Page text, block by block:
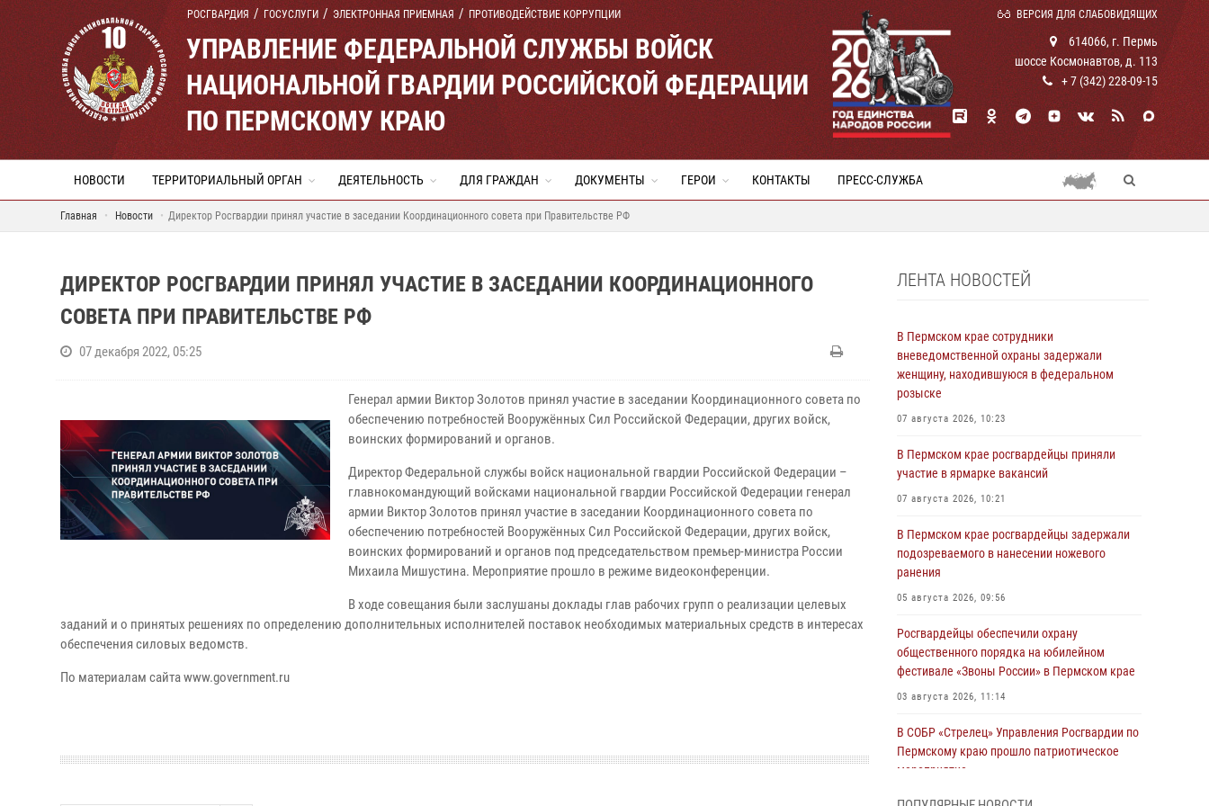
РОСГВАРДИЯ ГОСУСЛУГИ ЭЛЕКТРОННАЯ ПРИЕМНАЯ ПРОТИВОДЕЙСТВИЕ КОРРУПЦИИ ВЕРСИЯ ДЛЯ СЛАБОВИДЯЩИХ
УПРАВЛЕНИЕ ФЕДЕРАЛЬНОЙ СЛУЖБЫ ВОЙСК
НАЦИОНАЛЬНОЙ ГВАРДИИ РОССИЙСКОЙ ФЕДЕРАЦИИ
ПО ПЕРМСКОМУ КРАЮ
614066, г. Пермь
шоссе Космонавтов, д. 113
+ 7 (342) 228-09-15
НОВОСТИ ТЕРРИТОРИАЛЬНЫЙ ОРГАН ДЕЯТЕЛЬНОСТЬ ДЛЯ ГРАЖДАН ДОКУМЕНТЫ ГЕРОИ КОНТАКТЫ ПРЕСС-СЛУЖБА
Главная Новости Директор Росгвардии принял участие в заседании Координационного совета при Правительстве РФ
ДИРЕКТОР РОСГВАРДИИ ПРИНЯЛ УЧАСТИЕ В ЗАСЕДАНИИ КООРДИНАЦИОННОГО
СОВЕТА ПРИ ПРАВИТЕЛЬСТВЕ РФ
07 декабря 2022, 05:25
Генерал армии Виктор Золотов принял участие в заседании Координационного совета по
обеспечению потребностей Вооружённых Сил Российской Федерации, других войск,
воинских формирований и органов.
Директор Федеральной службы войск национальной гвардии Российской Федерации –
главнокомандующий войсками национальной гвардии Российской Федерации генерал
армии Виктор Золотов принял участие в заседании Координационного совета по
обеспечению потребностей Вооружённых Сил Российской Федерации, других войск,
воинских формирований и органов под председательством премьер-министра России
Михаила Мишустина. Мероприятие прошло в режиме видеоконференции.
В ходе совещания были заслушаны доклады глав рабочих групп о реализации целевых
заданий и о принятых решениях по определению дополнительных исполнителей поставок необходимых материальных средств в интересах
обеспечения силовых ведомств.
По материалам сайта www.government.ru
ЛЕНТА НОВОСТЕЙ
В Пермском крае сотрудники
вневедомственной охраны задержали
женщину, находившуюся в федеральном
розыске
07 августа 2026, 10:23
В Пермском крае росгвардейцы приняли
участие в ярмарке вакансий
07 августа 2026, 10:21
В Пермском крае росгвардейцы задержали
подозреваемого в нанесении ножевого
ранения
05 августа 2026, 09:56
Росгвардейцы обеспечили охрану
общественного порядка на юбилейном
фестивале «Звоны России» в Пермском крае
03 августа 2026, 11:14
В СОБР «Стрелец» Управления Росгвардии по
Пермскому краю прошло патриотическое
мероприятие